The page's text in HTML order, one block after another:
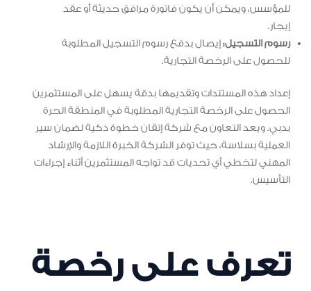
للمؤسس، ويمكن أن يكون فاتورة مرافق حديثة أو عقد
إيجار.
رسوم التسجيل:إيصال بدفع رسوم التسجيل المطلوبة
للحصول على الرخصة التجارية.
إعداد هذه المستندات وتقديمها بدقة يسهل على المستثمرين
الحصول على الرخصة التجارية المطلوبة في المنطقة الحرة
بدبي. ويعد التعاون مع شركة إتقان خطوة ذكية لضمان سير
العملية بسلاسة، حيث توفر الشركة الخبرة اللازمة والإرشاد
المهني لتخطي أي تحديات قد تواجه المستثمرين أثناء إجراءات
التأسيس.
تعرف على رخصة